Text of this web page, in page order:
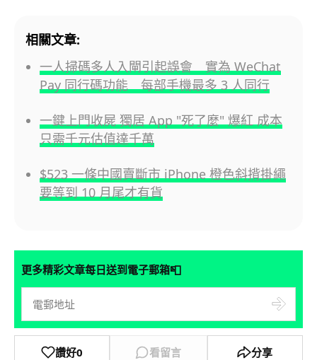
相關文章:
一人掃碼多人入閘引起誤會 實為 WeChat
Pay 同行碼功能 每部手機最多 3 人同行
一鍵上門收屍 獨居 App "死了麼" 爆紅 成本
只需千元估值達千萬
$523 一條中國賣斷市 iPhone 橙色斜揹掛繩
要等到 10 月尾才有貨
更多精彩文章每日送到電子郵箱📮
讚好0 看留言 分享